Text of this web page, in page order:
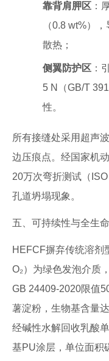
靠背肩胛区 ：
（0.8 wt%）
散热；
侧翼防护区 ：
5 N（GB/T
性。
所有接缝处采用超声
边压痕点。经国家机
20万次弯折测试（
孔道坍塌现象。
五、可持续性与全生
HEFCF摒弃传统溶剂
O₂）为绿色发泡介质
GB 24409-2020限值
薯淀粉，生物基含量
经碱性水解回收乳酸
基PU涂层，单位面积